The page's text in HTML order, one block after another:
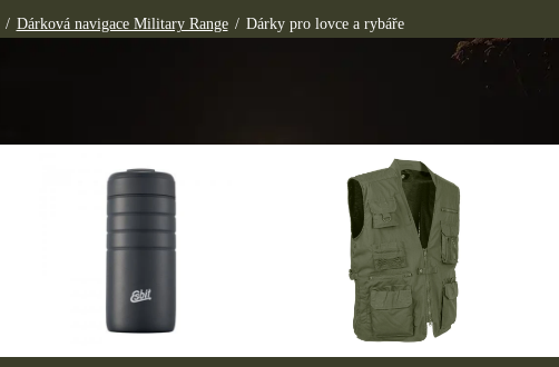
/ Dárková navigace Military Range / Dárky pro lovce a rybáře